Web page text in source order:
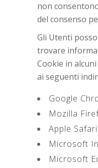
non
del consenso
Gli Utenti
trovare
Cookie in
ai seguenti
Google
Mozilla
Apple Safari
Microsoft
Microsoft